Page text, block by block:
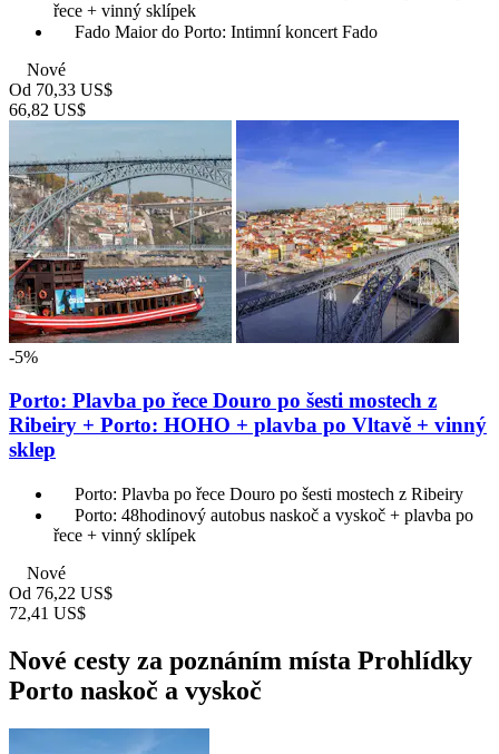
řece + vinný sklípek
Fado Maior do Porto: Intimní koncert Fado
Nové
Od 70,33 US$
66,82 US$
-5%
Porto: Plavba po řece Douro po šesti mostech z
Ribeiry + Porto: HOHO + plavba po Vltavě + vinný
sklep
Porto: Plavba po řece Douro po šesti mostech z Ribeiry
Porto: 48hodinový autobus naskoč a vyskoč + plavba po
řece + vinný sklípek
Nové
Od 76,22 US$
72,41 US$
Nové cesty za poznáním místa Prohlídky
Porto naskoč a vyskoč